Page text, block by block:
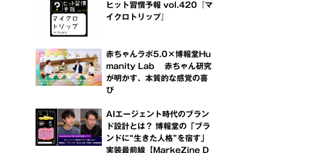
ヒット習慣予報 vol.420『マ
イクロトリップ』
赤ちゃんラボ5.0×博報堂Hu
manity Lab 赤ちゃん研究
が明かす、本質的な感覚の喜
び
AIエージェント時代のブラン
ド設計とは？ 博報堂の「ブラ
ンドに“生きた人格”を宿す」
実装最前線【MarkeZine D